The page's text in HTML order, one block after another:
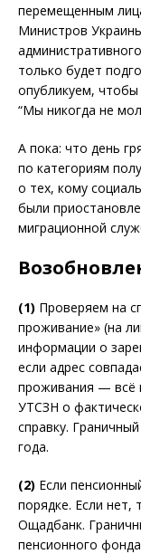
перемещенным
Министров
только будет
опубликуем,
“Мы никогда не
А пока: что день
по категориям
о тех, кому
были
миграционной
(1) Проверяем на
проживание» (на
информации о
если адрес
проживания — всё
УТСЗН о
справку.
года.
(2) Если
порядке. Если нет,
Ощадбанк.
пенсионного